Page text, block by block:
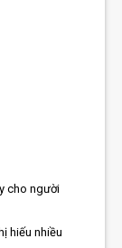
cho người
hiếu nhiều